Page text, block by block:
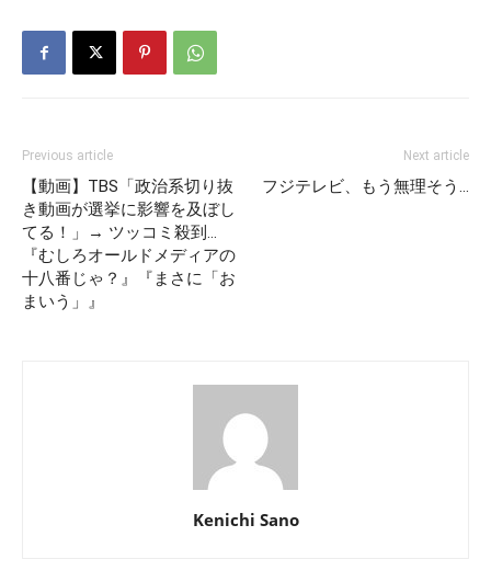
Previous article
【動画】TBS「政治系切り抜
き動画が選挙に影響を及ぼし
てる！」→ ツッコミ殺到…
『むしろオールドメディアの
十八番じゃ？』『まさに「お
まいう」』
Next article
フジテレビ、もう無理そう…
Kenichi Sano